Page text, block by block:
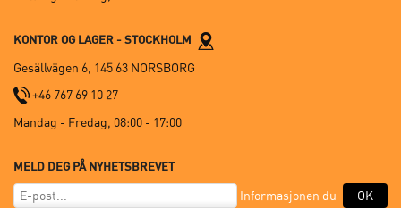
KONTOR OG LAGER - STOCKHOLM
Gesällvägen 6, 145 63 NORSBORG
+46 767 69 10 27
Mandag - Fredag, 08:00 - 17:00
MELD DEG PÅ NYHETSBREVET
OK
Informasjonen du